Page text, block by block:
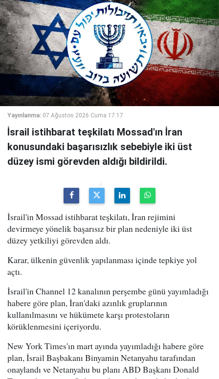
Yayınlanma: 07 Ağustos 2026 Cuma 17:17
İsrail istihbarat teşkilatı Mossad'ın İran
konusundaki başarısızlık sebebiyle iki üst
düzey ismi görevden aldığı bildirildi.
İsrail'in Mossad istihbarat teşkilatı, İran rejimini
devirmeye yönelik başarısız bir plan nedeniyle iki üst
düzey yetkiliyi görevden aldı.
Karar, ülkenin güvenlik yapılanması içinde tepkiye yol
açtı.
İsrail'in Channel 12 kanalının perşembe günü yayımladığı
habere göre plan, İran'daki azınlık gruplarının
kullanılmasını ve hükümete karşı protestoların
körüklenmesini içeriyordu.
New York Times'ın mart ayında yayımladığı habere göre
plan, İsrail Başbakanı Binyamin Netanyahu tarafından
onaylandı ve Netanyahu bu planı ABD Başkanı Donald